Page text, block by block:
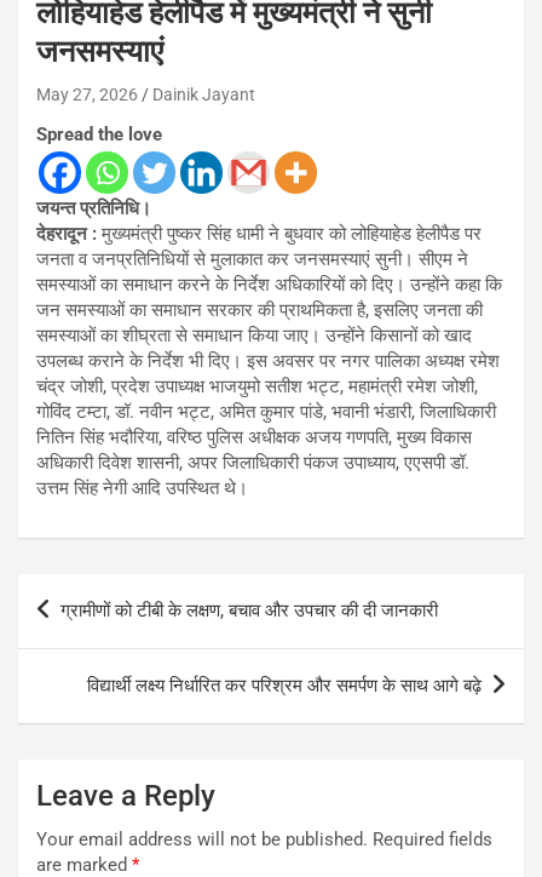
लोहियाहेड हेलीपैड में मुख्यमंत्री ने सुनी
जनसमस्याएं
May 27, 2026 Dainik Jayant
Spread the love
जयन्त प्रतिनिधि।
देहरादून :मुख्यमंत्री पुष्कर सिंह धामी ने बुधवार को लोहियाहेड हेलीपैड पर
जनता व जनप्रतिनिधियों से मुलाकात कर जनसमस्याएं सुनी। सीएम ने
समस्याओं का समाधान करने के निर्देश अधिकारियों को दिए। उन्होंने कहा कि
जन समस्याओं का समाधान सरकार की प्राथमिकता है, इसलिए जनता की
समस्याओं का शीघ्रता से समाधान किया जाए। उन्होंने किसानों को खाद
उपलब्ध कराने के निर्देश भी दिए। इस अवसर पर नगर पालिका अध्यक्ष रमेश
चंद्र जोशी, प्रदेश उपाध्यक्ष भाजयुमो सतीश भट्ट, महामंत्री रमेश जोशी,
गोविंद टम्टा, डॉ. नवीन भट्ट, अमित कुमार पांडे, भवानी भंडारी, जिलाधिकारी
नितिन सिंह भदौरिया, वरिष्ठ पुलिस अधीक्षक अजय गणपति, मुख्य विकास
अधिकारी दिवेश शासनी, अपर जिलाधिकारी पंकज उपाध्याय, एएसपी डॉ.
उत्तम सिंह नेगी आदि उपस्थित थे।
Post
navigation
ग्रामीणों को टीबी के लक्षण, बचाव और उपचार की दी जानकारी
विद्यार्थी लक्ष्य निर्धारित कर परिश्रम और समर्पण के साथ आगे बढ़े
Leave a Reply
Your email address will not be published. Required fields
are marked *